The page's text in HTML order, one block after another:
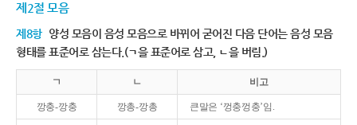
제2절 모음
제8항 양성 모음이 음성 모음으로 바뀌어 굳어진 다음 단어는 음성 모음
형태를 표준어로 삼는다.(ㄱ을 표준어로 삼고, ㄴ을 버림.)
ㄱ ㄴ 비고
깡충-깡충 깡총-깡총 큰말은 ‘껑충껑충’임.